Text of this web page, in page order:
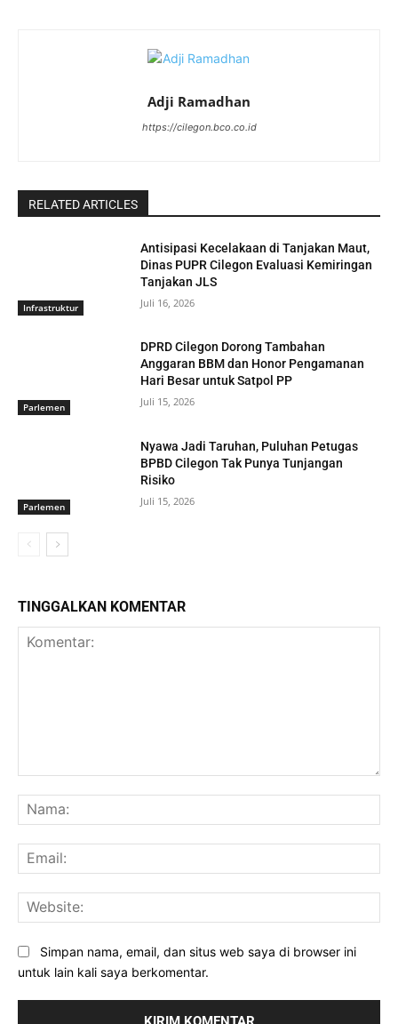
Adji Ramadhan
https://cilegon.bco.co.id
RELATED ARTICLES
Infrastruktur
Antisipasi Kecelakaan di Tanjakan Maut,
Dinas PUPR Cilegon Evaluasi Kemiringan
Tanjakan JLS
Juli 16, 2026
Parlemen
DPRD Cilegon Dorong Tambahan
Anggaran BBM dan Honor Pengamanan
Hari Besar untuk Satpol PP
Juli 15, 2026
Parlemen
Nyawa Jadi Taruhan, Puluhan Petugas
BPBD Cilegon Tak Punya Tunjangan
Risiko
Juli 15, 2026
TINGGALKAN KOMENTAR
Simpan nama, email, dan situs web saya di browser ini
untuk lain kali saya berkomentar.